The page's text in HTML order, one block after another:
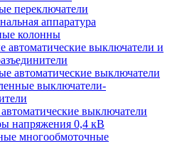
переключатели
аппаратура
колонны
выключатели и
автоматические выключатели
выключатели-
выключатели
напряжения 0,4 кВ
многообмоточные